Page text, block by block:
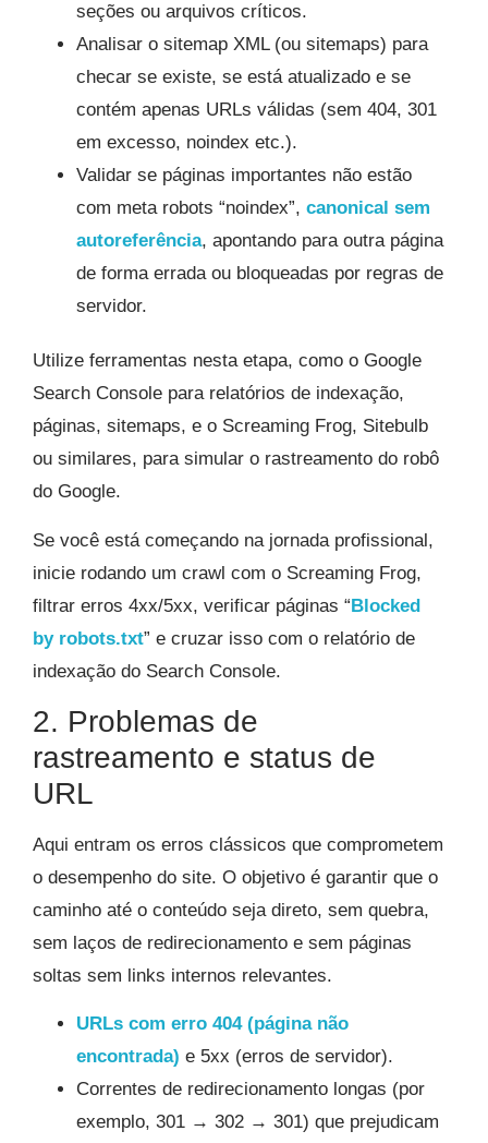
seções ou arquivos críticos.
Analisar o sitemap XML (ou sitemaps) para
checar se existe, se está atualizado e se
contém apenas URLs válidas (sem 404, 301
em excesso, noindex etc.).
Validar se páginas importantes não estão
com meta robots “noindex”, canonical sem
autoreferência, apontando para outra página
de forma errada ou bloqueadas por regras de
servidor.
Utilize ferramentas nesta etapa, como o Google
Search Console para relatórios de indexação,
páginas, sitemaps, e o Screaming Frog, Sitebulb
ou similares, para simular o rastreamento do robô
do Google.
Se você está começando na jornada profissional,
inicie rodando um crawl com o Screaming Frog,
filtrar erros 4xx/5xx, verificar páginas “Blocked
by robots.txt” e cruzar isso com o relatório de
indexação do Search Console.​
2. Problemas de
rastreamento e status de
URL
Aqui entram os erros clássicos que comprometem
o desempenho do site. O objetivo é garantir que o
caminho até o conteúdo seja direto, sem quebra,
sem laços de redirecionamento e sem páginas
soltas sem links internos relevantes.
URLs com erro 404 (página não
encontrada) e 5xx (erros de servidor).
Correntes de redirecionamento longas (por
exemplo, 301 → 302 → 301) que prejudicam